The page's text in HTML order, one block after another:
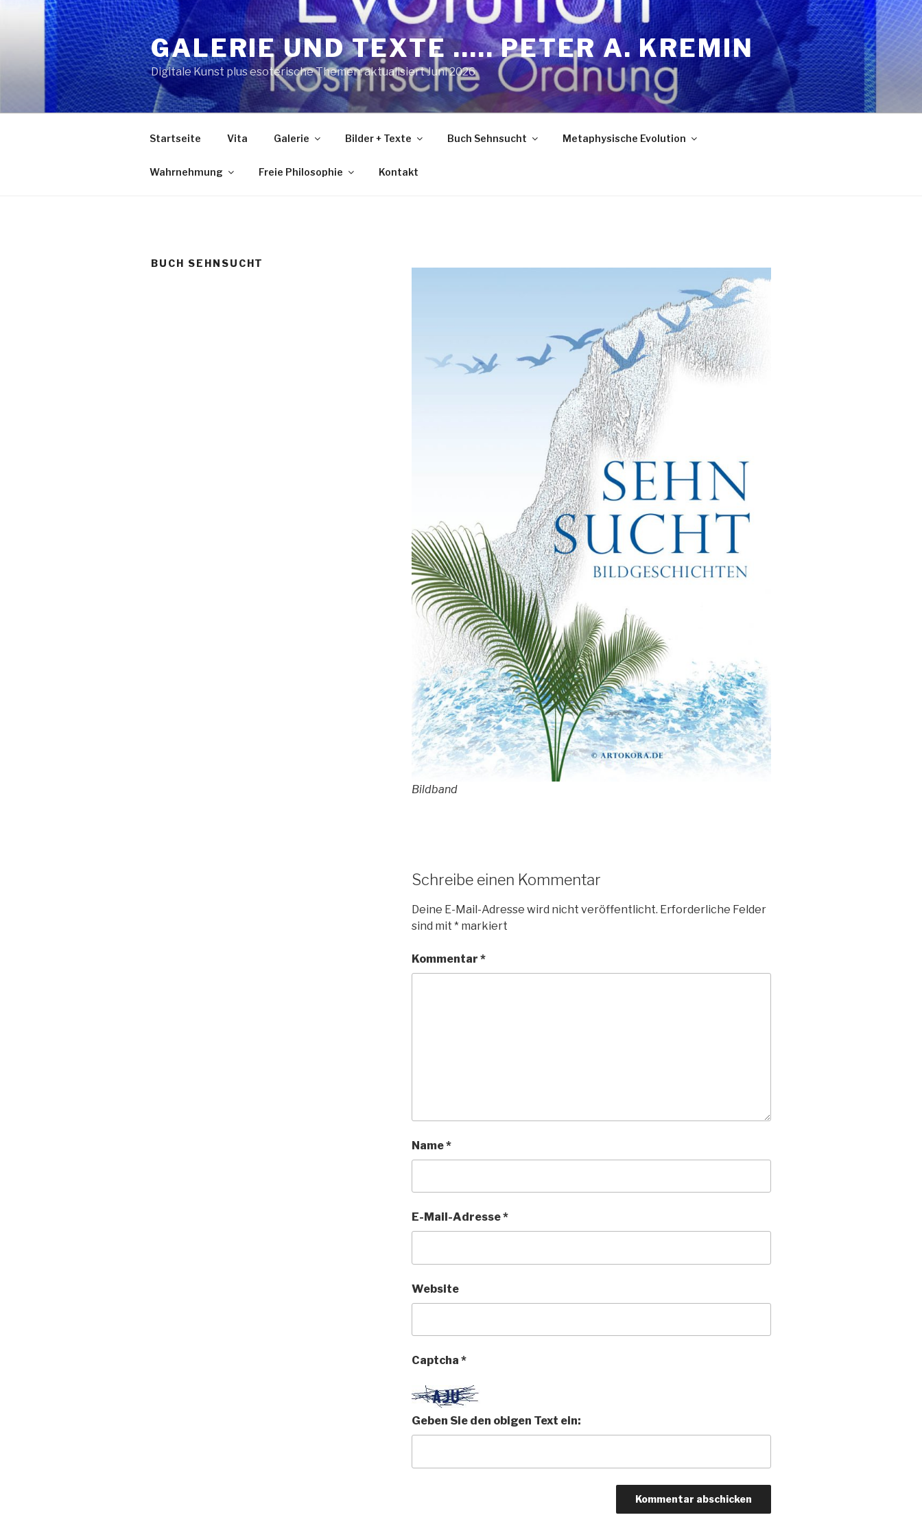
springen
GALERIE UND TEXTE ….. PETER A. KREMIN
Digitale Kunst plus esoterische Themen; aktualisiert Juni 2026
Startseite Vita Galerie Bilder + Texte Buch Sehnsucht Metaphysische Evolution
Wahrnehmung Freie Philosophie Kontakt
BUCH SEHNSUCHT
Bildband
Schreibe einen Kommentar
Deine E-Mail-Adresse wird nicht veröffentlicht. Erforderliche Felder
sind mit * markiert
Kommentar *
Name*
E-Mail-Adresse*
Website
Captcha *
Geben Sie den obigen Text ein: